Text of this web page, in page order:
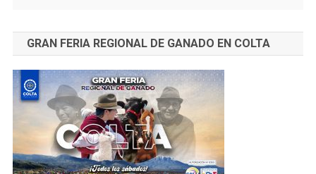
GRAN FERIA REGIONAL DE GANADO EN COLTA